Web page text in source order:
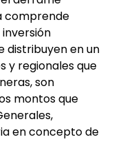
comprende
distribuyen en un
y regionales que
son
montos que
en concepto de